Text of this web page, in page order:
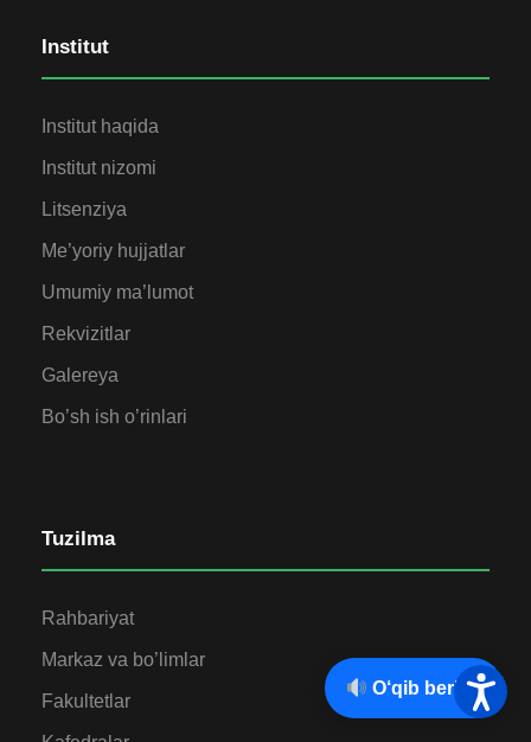
Institut
Institut haqida
Institut nizomi
Litsenziya
Me’yoriy hujjatlar
Umumiy ma’lumot
Rekvizitlar
Galereya
Bo’sh ish o’rinlari
Tuzilma
Rahbariyat
Markaz va bo’limlar
Fakultetlar
O‘qib berish